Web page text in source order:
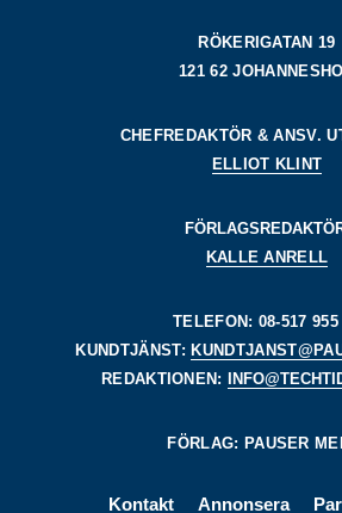
RÖKERIGATAN 19
121 62
CHEFREDAKTÖR & ANSV.
ELLIOT KLINT
KALLE ANRELL
TELEFON: 08-517 955
KUNDTJÄNST:
REDAKTIONEN:
FÖRLAG: PAUSER
Kontakt Annonsera